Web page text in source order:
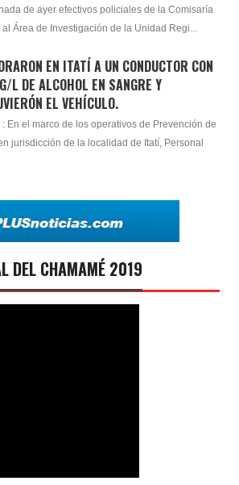
de ayer efectivos policiales de la Comisaría
al Área de Investigación de la Unidad Regi...
EN ITATÍ A UN CONDUCTOR CON
L DE ALCOHOL EN SANGRE Y
EL VEHÍCULO.
: En el marco de los operativos de Prevención de
jurisdicción de la localidad de Itatí, Personal
DEL CHAMAMÉ 2019